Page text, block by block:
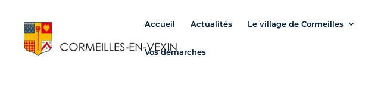
Accueil Actualités Le village de Cormeilles
Vos démarches